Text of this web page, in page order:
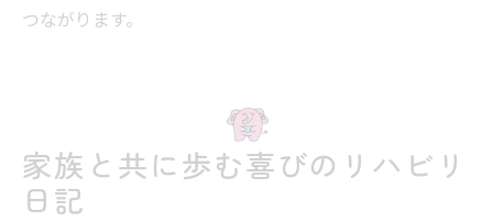
つながります。
家族と共に歩む喜びのリハビリ
日記